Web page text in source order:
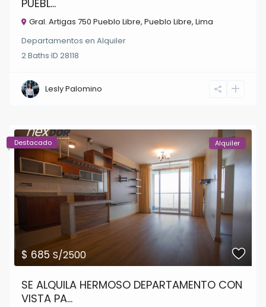
PUEBL...
Gral. Artigas 750 Pueblo Libre,Pueblo Libre,Lima
Departamentos enAlquiler
2Baths·ID28118
Lesly Palomino
$ 685S/2500
Alquiler
Destacado
SE ALQUILA HERMOSO DEPARTAMENTO CON
VISTA PA...